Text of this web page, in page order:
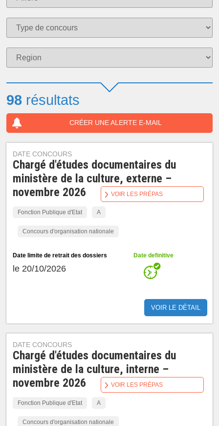
98 résultats
CRÉER UNE ALERTE E-MAIL
DATE CONCOURS
Chargé d'études documentaires du
ministère de la culture, externe –
novembre 2026
Fonction Publique d'Etat A
Concours d'organisation nationale
Date limite de retrait des dossiers
le 20/10/2026
Date definitive
VOIR LE DÉTAIL
VOIR LES PRÉPAS
DATE CONCOURS
Chargé d'études documentaires du
ministère de la culture, interne –
novembre 2026
Fonction Publique d'Etat A
Concours d'organisation nationale
VOIR LES PRÉPAS